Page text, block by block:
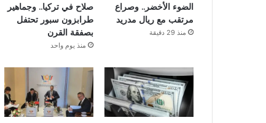
الضوء الأخضر.. وصراع
مرتقب مع ريال مدريد
منذ 29 دقيقة
صلاح في تركيا.. وجماهير
طرابزون سبور تحتفل
بصفقة القرن
منذ يوم واحد